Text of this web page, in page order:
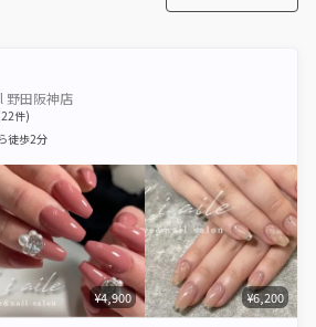
野田阪神店
22件)
徒歩2分
¥4,900 ¥6,200